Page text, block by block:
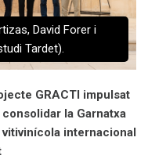
David Forer i
Tardet).
GRACTI impulsat
la Garnatxa
internacional